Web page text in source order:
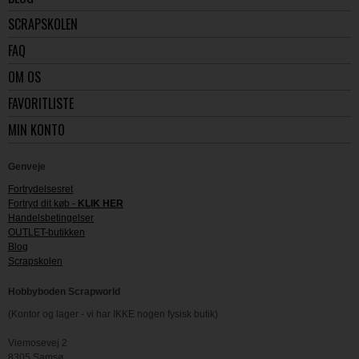
SCRAPSKOLEN
FAQ
OM OS
FAVORITLISTE
MIN KONTO
Genveje
Fortrydelsesret
Fortryd dit køb - KLIK HER
Handelsbetingelser
OUTLET-butikken
Blog
Scrapskolen
Hobbyboden Scrapworld
(Kontor og lager - vi har IKKE nogen fysisk butik)
Viemosevej 2